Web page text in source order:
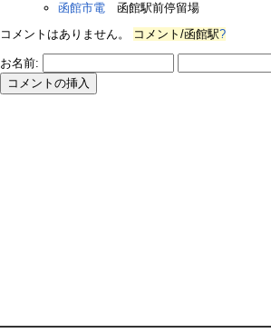
函館市電 函館駅前停留場
コメントはありません。
コメント/函館駅?
お名前: